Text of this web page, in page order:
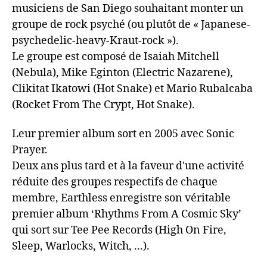
musiciens de San Diego souhaitant monter un
groupe de rock psyché (ou plutôt de « Japanese-
psychedelic-heavy-Kraut-rock »).
Le groupe est composé de Isaiah Mitchell
(Nebula), Mike Eginton (Electric Nazarene),
Clikitat Ikatowi (Hot Snake) et Mario Rubalcaba
(Rocket From The Crypt, Hot Snake).
Leur premier album sort en 2005 avec Sonic
Prayer.
Deux ans plus tard et à la faveur d'une activité
réduite des groupes respectifs de chaque
membre, Earthless enregistre son véritable
premier album ‘Rhythms From A Cosmic Sky’
qui sort sur Tee Pee Records (High On Fire,
Sleep, Warlocks, Witch, ...).